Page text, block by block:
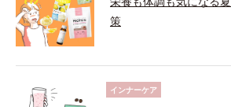
策
インナーケア